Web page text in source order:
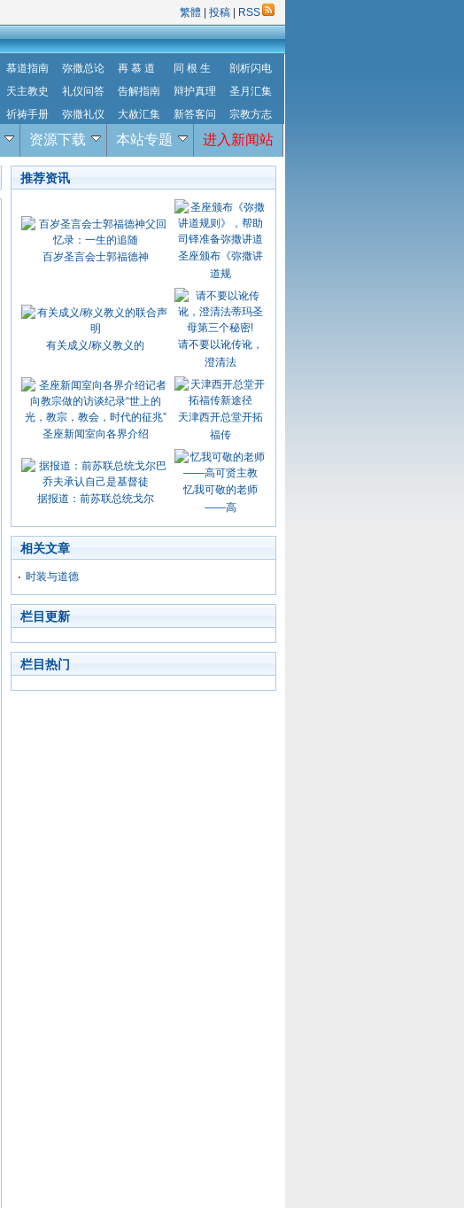
繁體 投稿 RSS
慕道指南 弥撒总论 再 慕 道 同 根 生
剖析闪电
天主教史 礼仪问答 告解指南 辩护真理
圣月汇集
祈祷手册 弥撒礼仪 大赦汇集 新答客问 宗教方志
资源下载 本站专题 进入新闻站
推荐资讯
百岁圣言会士郭福德神
圣座颁布《弥撒讲
道规
有关成义/称义教义的
请不要以讹传讹，
澄清法
圣座新闻室向各界介绍
天津西开总堂开拓
福传
据报道：前苏联总统戈尔
忆我可敬的老师
——高
相关文章
时装与道德
栏目更新
栏目热门